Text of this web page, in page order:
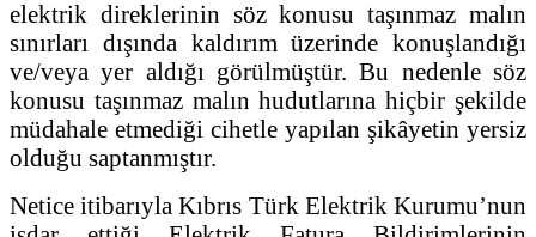
elektrik direklerinin söz konusu taşınmaz malın
sınırları dışında kaldırım üzerinde konuşlandığı
ve/veya yer aldığı görülmüştür. Bu nedenle söz
konusu taşınmaz malın hudutlarına hiçbir şekilde
müdahale etmediği cihetle yapılan şikâyetin yersiz
olduğu saptanmıştır.
Netice itibarıyla Kıbrıs Türk Elektrik Kurumu’nun